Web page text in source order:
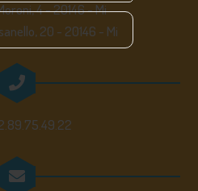
4 - 20146 - Mi
20 - 20146 - Mi